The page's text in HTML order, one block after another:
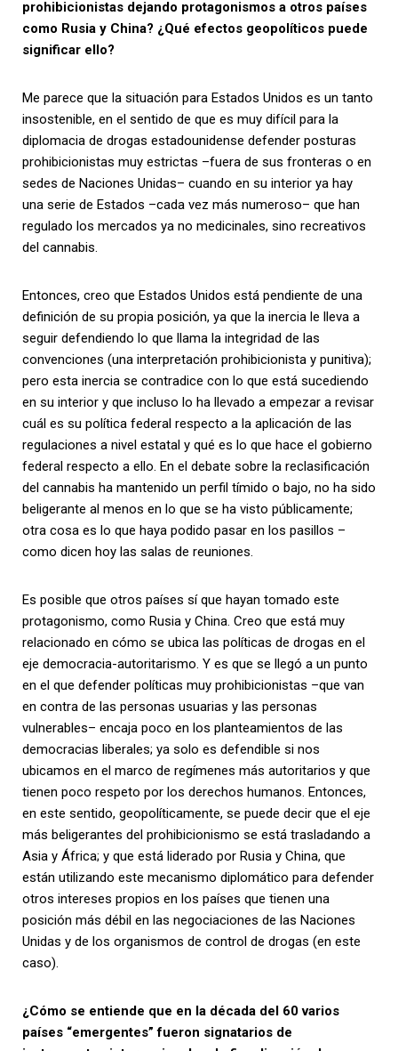
prohibicionistas dejando protagonismos a otros países
como Rusia y China? ¿Qué efectos geopolíticos puede
significar ello?
Me parece que la situación para Estados Unidos es un tanto
insostenible, en el sentido de que es muy difícil para la
diplomacia de drogas estadounidense defender posturas
prohibicionistas muy estrictas –fuera de sus fronteras o en
sedes de Naciones Unidas– cuando en su interior ya hay
una serie de Estados –cada vez más numeroso– que han
regulado los mercados ya no medicinales, sino recreativos
del cannabis.
Entonces, creo que Estados Unidos está pendiente de una
definición de su propia posición, ya que la inercia le lleva a
seguir defendiendo lo que llama la integridad de las
convenciones (una interpretación prohibicionista y punitiva);
pero esta inercia se contradice con lo que está sucediendo
en su interior y que incluso lo ha llevado a empezar a revisar
cuál es su política federal respecto a la aplicación de las
regulaciones a nivel estatal y qué es lo que hace el gobierno
federal respecto a ello. En el debate sobre la reclasificación
del cannabis ha mantenido un perfil tímido o bajo, no ha sido
beligerante al menos en lo que se ha visto públicamente;
otra cosa es lo que haya podido pasar en los pasillos –
como dicen hoy las salas de reuniones.
Es posible que otros países sí que hayan tomado este
protagonismo, como Rusia y China. Creo que está muy
relacionado en cómo se ubica las políticas de drogas en el
eje democracia-autoritarismo. Y es que se llegó a un punto
en el que defender políticas muy prohibicionistas –que van
en contra de las personas usuarias y las personas
vulnerables– encaja poco en los planteamientos de las
democracias liberales; ya solo es defendible si nos
ubicamos en el marco de regímenes más autoritarios y que
tienen poco respeto por los derechos humanos. Entonces,
en este sentido, geopolíticamente, se puede decir que el eje
más beligerantes del prohibicionismo se está trasladando a
Asia y África; y que está liderado por Rusia y China, que
están utilizando este mecanismo diplomático para defender
otros intereses propios en los países que tienen una
posición más débil en las negociaciones de las Naciones
Unidas y de los organismos de control de drogas (en este
caso).
¿Cómo se entiende que en la década del 60 varios
países “emergentes” fueron signatarios de